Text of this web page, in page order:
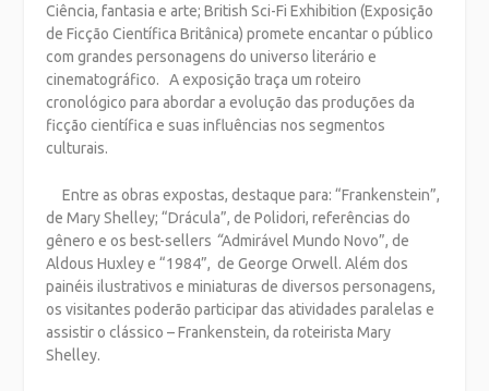
Ciência, fantasia e arte; British Sci-Fi Exhibition (Exposição
de Ficção Científica Britânica) promete encantar o público
com grandes personagens do universo literário e
cinematográfico. A exposição traça um roteiro
cronológico para abordar a evolução das produções da
ficção científica e suas influências nos segmentos
culturais.
Entre as obras expostas, destaque para: “Frankenstein”,
de Mary Shelley; “Drácula”, de Polidori, referências do
gênero e os best-sellers “Admirável Mundo Novo”, de
Aldous Huxley e “1984”, de George Orwell. Além dos
painéis ilustrativos e miniaturas de diversos personagens,
os visitantes poderão participar das atividades paralelas e
assistir o clássico – Frankenstein, da roteirista Mary
Shelley.